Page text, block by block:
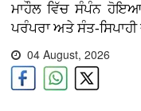
ਮਾਹੌਲ ਵਿੱਚ ਸੰਪੰਨ
ਪਰੰਪਰਾ ਅਤੇ ਸੰਤ-
04 August, 2026